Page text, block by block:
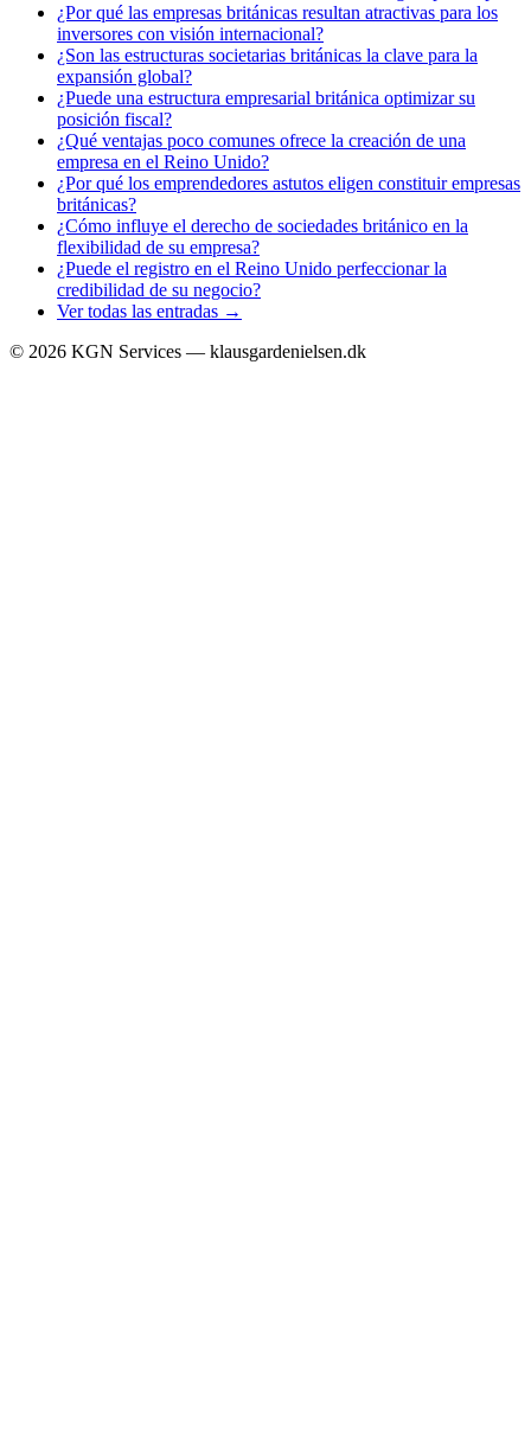
¿Por qué las empresas británicas resultan atractivas para los
inversores con visión internacional?
¿Son las estructuras societarias británicas la clave para la
expansión global?
¿Puede una estructura empresarial británica optimizar su
posición fiscal?
¿Qué ventajas poco comunes ofrece la creación de una
empresa en el Reino Unido?
¿Por qué los emprendedores astutos eligen constituir empresas
británicas?
¿Cómo influye el derecho de sociedades británico en la
flexibilidad de su empresa?
¿Puede el registro en el Reino Unido perfeccionar la
credibilidad de su negocio?
Ver todas las entradas →
© 2026 KGN Services — klausgardenielsen.dk